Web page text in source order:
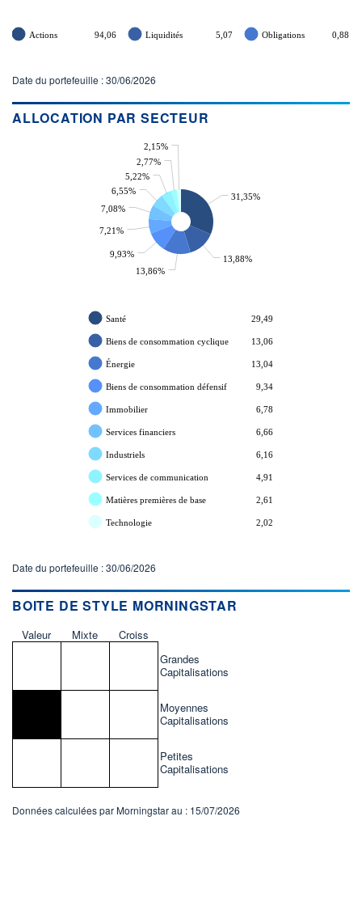
Actions 94,06 Liquidités 5,07 Obligations 0,88
Date du portefeuille : 30/06/2026
ALLOCATION PAR SECTEUR
31,35%
13,88%
13,86%
9,93%
7,21%
7,08%
6,55%
5,22%
2,77%
2,15%
Santé 29,49
Biens de consommation cyclique 13,06
Énergie 13,04
Biens de consommation défensif 9,34
Immobilier 6,78
Services financiers 6,66
Industriels 6,16
Services de communication 4,91
Matières premières de base 2,61
Technologie 2,02
Date du portefeuille : 30/06/2026
BOITE DE STYLE MORNINGSTAR
Valeur Mixte
Croiss
Grandes
Capitalisations
Moyennes
Capitalisations
Petites
Capitalisations
Données calculées par Morningstar au : 15/07/2026